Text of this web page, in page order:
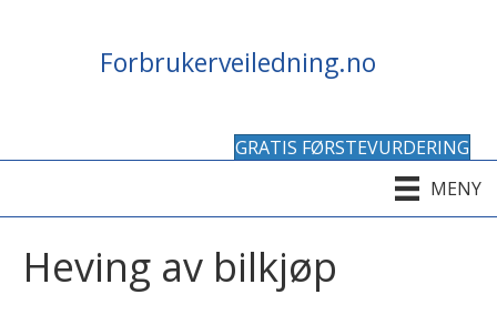
Forbrukerveiledning.no
GRATIS FØRSTEVURDERING
MENY
Heving av bilkjøp